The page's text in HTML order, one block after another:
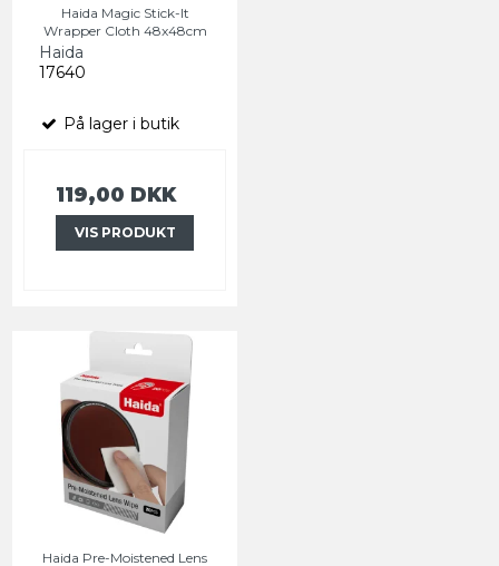
Haida Magic Stick-It
Wrapper Cloth 48x48cm
Haida
17640
På lager i butik
119,00 DKK
VIS PRODUKT
Haida Pre-Moistened Lens